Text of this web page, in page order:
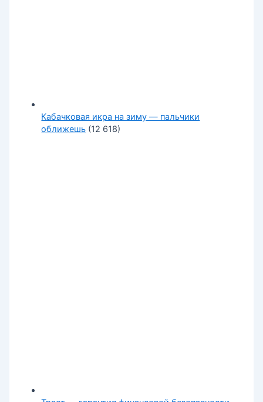
Кабачковая икра на зиму — пальчики
оближешь (12 618)